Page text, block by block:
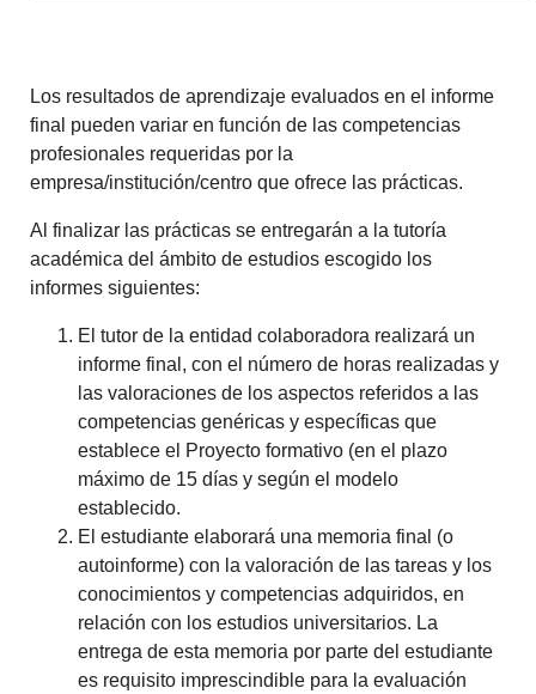
Los resultados de aprendizaje evaluados en el informe
final pueden variar en función de las competencias
profesionales requeridas por la
empresa/institución/centro que ofrece las prácticas.
Al finalizar las prácticas se entregarán a la tutoría
académica del ámbito de estudios escogido los
informes siguientes:
El tutor de la entidad colaboradora realizará un
informe final, con el número de horas realizadas y
las valoraciones de los aspectos referidos a las
competencias genéricas y específicas que
establece el Proyecto formativo (en el plazo
máximo de 15 días y según el modelo
establecido.
El estudiante elaborará una memoria final (o
autoinforme) con la valoración de las tareas y los
conocimientos y competencias adquiridos, en
relación con los estudios universitarios. La
entrega de esta memoria por parte del estudiante
es requisito imprescindible para la evaluación